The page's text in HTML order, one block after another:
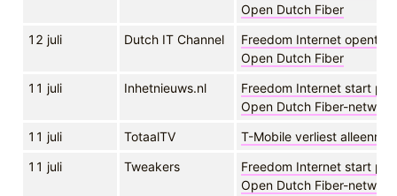
Open Dutch Fiber
12 juli
Dutch IT Channel
Freedom Internet opent
Open Dutch Fiber
11 juli
Inhetnieuws.nl
Freedom Internet start
Open Dutch Fiber-netwerk
11 juli
TotaalTV
T-Mobile verliest
11 juli
Tweakers
Freedom Internet start
Open Dutch Fiber-netwerk